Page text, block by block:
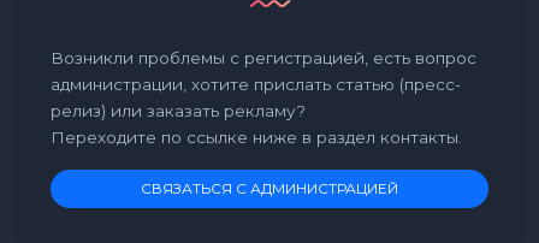
Возникли проблемы с регистрацией, есть вопрос
администрации, хотите прислать статью (пресс-
релиз) или заказать рекламу?
Переходите по ссылке ниже в раздел контакты.
СВЯЗАТЬСЯ С АДМИНИСТРАЦИЕЙ